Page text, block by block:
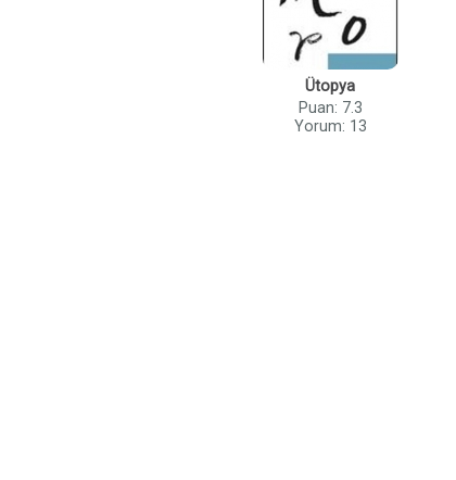
Ütopya
Puan: 7.3
Yorum: 13